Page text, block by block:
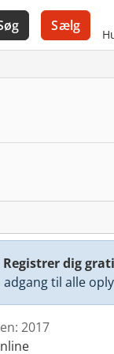
Sælg
Registrer dig
til alle
2017